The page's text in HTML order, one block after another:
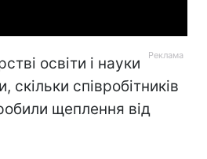
освіти і науки
скільки співробітників
щеплення від